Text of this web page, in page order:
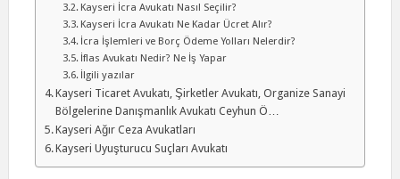
Kayseri İcra Avukatı Nasıl Seçilir?
Kayseri İcra Avukatı Ne Kadar Ücret Alır?
İcra İşlemleri ve Borç Ödeme Yolları Nelerdir?
İflas Avukatı Nedir? Ne İş Yapar
İlgili yazılar
Kayseri Ticaret Avukatı, Şirketler Avukatı, Organize Sanayi
Bölgelerine Danışmanlık Avukatı Ceyhun Ö…
Kayseri Ağır Ceza Avukatları
Kayseri Uyuşturucu Suçları Avukatı